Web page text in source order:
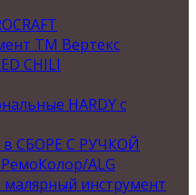
ТМ Вертекс
CHILI
HARDY с
СБОРЕ С РУЧКОЙ
ALG
инструмент